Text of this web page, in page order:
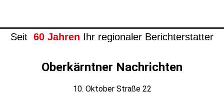
Seit 60 Jahren Ihr regionaler Berichterstatter
Oberkärntner Nachrichten
10. Oktober Straße 22